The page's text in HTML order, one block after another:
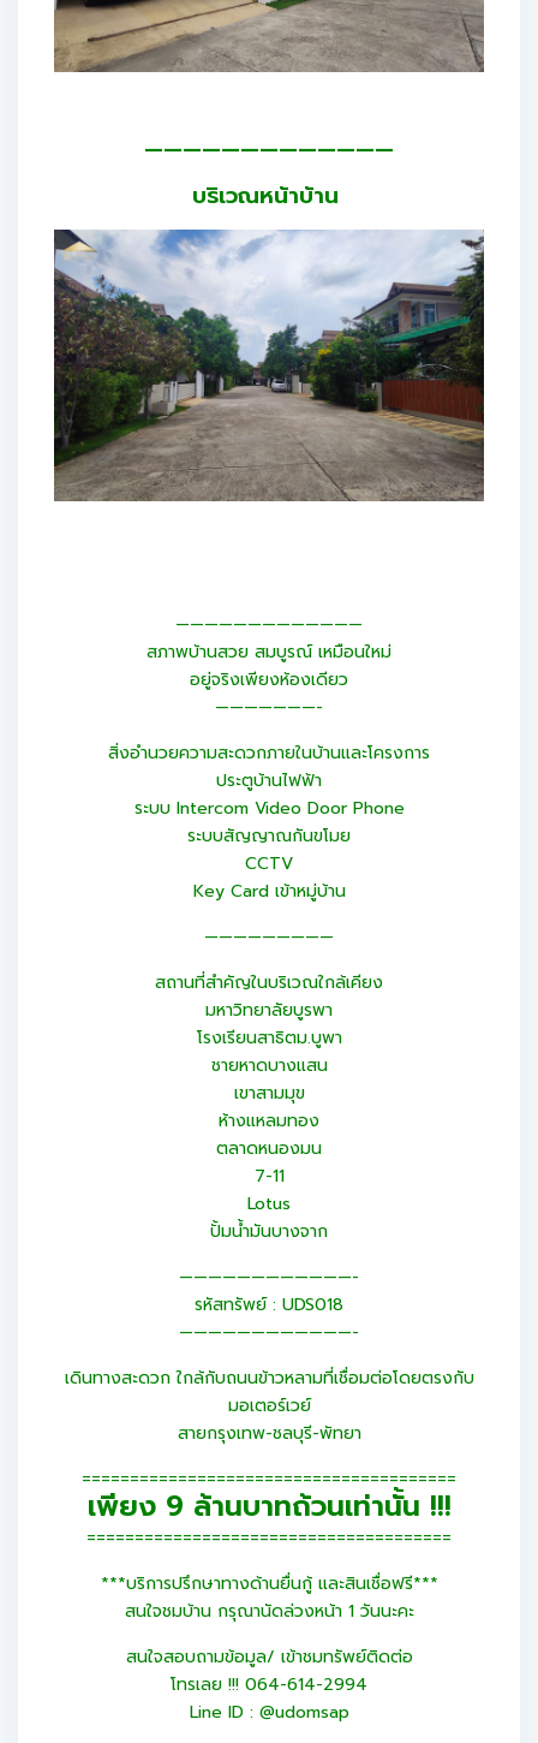
—————————————
บริเวณหน้าบ้าน
—————————————
สภาพบ้านสวย สมบูรณ์ เหมือนใหม่
อยู่จริงเพียงห้องเดียว
———————-
สิ่งอำนวยความสะดวกภายในบ้านและโครงการ
ประตูบ้านไฟฟ้า
ระบบ Intercom Video Door Phone
ระบบสัญญาณกันขโมย
CCTV
Key Card เข้าหมู่บ้าน
—————————
สถานที่สำคัญในบริเวณใกล้เคียง
มหาวิทยาลัยบูรพา
โรงเรียนสาธิตม.บูพา
ชายหาดบางแสน
เขาสามมุข
ห้างแหลมทอง
ตลาดหนองมน
7-11
Lotus
ปั้มน้ำมันบางจาก
————————————-
รหัสทรัพย์ : UDS018
————————————-
เดินทางสะดวก ใกล้กับถนนข้าวหลามที่เชื่อมต่อโดยตรงกับ
มอเตอร์เวย์
สายกรุงเทพ-ชลบุรี-พัทยา
=======================================
เพียง 9 ล้านบาทถ้วนเท่านั้น !!!
======================================
***บริการปรึกษาทางด้านยื่นกู้ และสินเชื่อฟรี***
สนใจชมบ้าน กรุณานัดล่วงหน้า 1 วันนะคะ
สนใจสอบถามข้อมูล/ เข้าชมทรัพย์ติดต่อ
โทรเลย !!! 064-614-2994
Line ID : @udomsap